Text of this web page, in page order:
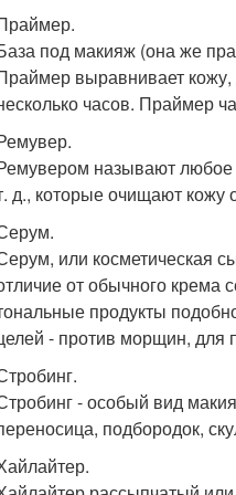
под макияж (она же
выравнивает
часов. Праймер
называют любое
д., которые очищают кожу
или косметическая
от обычного крема
продукты
- против морщин, для
- особый вид
подбородок,